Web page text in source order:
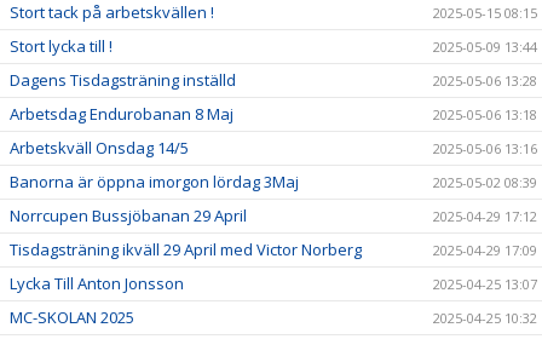
Stort tack på arbetskvällen ! 2025-05-15 08:15
Stort lycka till ! 2025-05-09 13:44
Dagens Tisdagsträning inställd 2025-05-06 13:28
Arbetsdag Endurobanan 8 Maj 2025-05-06 13:18
Arbetskväll Onsdag 14/5 2025-05-06 13:16
Banorna är öppna imorgon lördag 3Maj 2025-05-02 08:39
Norrcupen Bussjöbanan 29 April 2025-04-29 17:12
Tisdagsträning ikväll 29 April med Victor Norberg 2025-04-29 17:09
Lycka Till Anton Jonsson 2025-04-25 13:07
MC-SKOLAN 2025 2025-04-25 10:32